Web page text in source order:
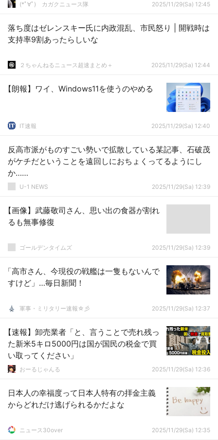
(*ﾟ∀ﾟ)ゞカガクニュース隊 2025/11/29(Sa) 12:45
落ち度はゼレンスキー氏に内政混乱、市民怒り | 開戦時は
支持率9割あったらしいな
２ちゃんねるニュース超速まとめ＋ 2025/11/29(Sa) 12:44
【朗報】ワイ、Windows11を使うのやめる
IT速報 2025/11/29(Sa) 12:40
反高市派がものすごい勢いで拡散している某記事、石破茂
がケチだということを遠回しにおちょくってるようにし
か……
U-1 NEWS 2025/11/29(Sa) 12:39
【画像】武藤敬司さん、思い出の食器が割れ
るも無事修復
ゴールデンタイムズ 2025/11/29(Sa) 12:39
「高市さん、今現役の戦艦は一隻もないんで
すけど」…毎日新聞！
軍事・ミリタリー速報☆彡 2025/11/29(Sa) 12:37
【速報】卸売業者「と、言うことで売れ残っ
た新米5キロ5000円は国が国民の税金で買
い取ってください」
おーるじゃんる 2025/11/29(Sa) 12:36
日本人の幸福度って日本人特有の拝金主義
からどれだけ逃げられるかだよな
ニュース30over 2025/11/29(Sa) 12:35